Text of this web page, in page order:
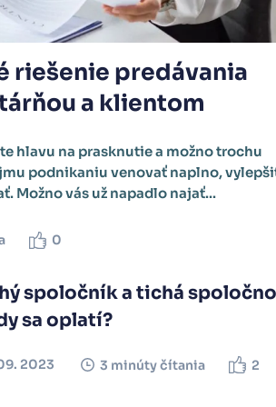
riešenie predávania
a klientom
hlavu na prasknutie a možno trochu
podnikaniu venovať naplno,
Možno vás už napadlo najať...
0
spoločník a tichá
sa oplatí?
2023 3 minúty čítania 2